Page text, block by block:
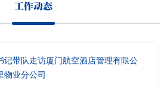
工作动态
记带队走访厦门航空酒店管理有限公
物业分公司